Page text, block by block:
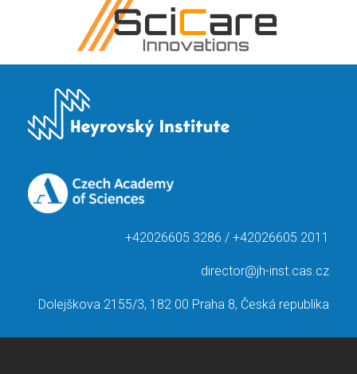
+42026605 3286 / +42026605 2011
director@jh-inst.cas.cz
Dolejškova 2155/3, 182 00 Praha 8, Česká republika